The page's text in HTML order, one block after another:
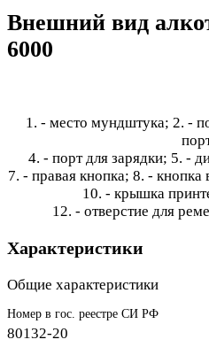
Внешний вид
6000
1. - место мундштука; 2. -
4. - порт для зарядки; 5. -
7. - правая кнопка; 8. -
10. - крышка
12. - отверстие для
Характеристики
Общие характеристики
Номер в гос. реестре СИ РФ
80132-20